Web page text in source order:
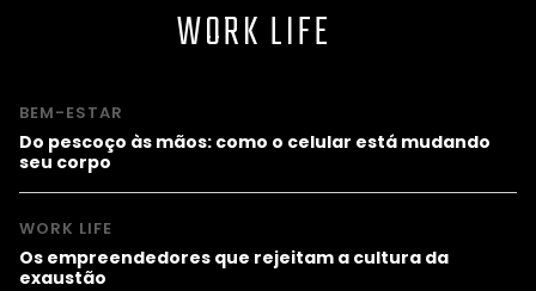
WORK LIFE
BEM-ESTAR
Do pescoço às mãos: como o celular está mudando
seu corpo
WORK LIFE
Os empreendedores que rejeitam a cultura da
exaustão